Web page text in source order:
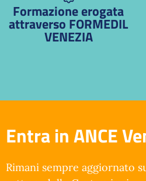
Formazione erogata
attraverso FORMEDIL
VENEZIA
Entra in ANCE
Rimani sempre aggiornato